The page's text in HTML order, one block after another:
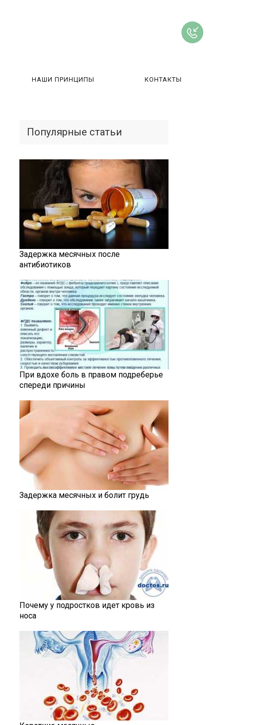
НАШИ ПРИНЦИПЫ КОНТАКТЫ
Популярные статьи
Задержка месячных после
антибиотиков
При вдохе боль в правом подреберье
спереди причины
Задержка месячных и болит грудь
Почему у подростков идет кровь из
носа